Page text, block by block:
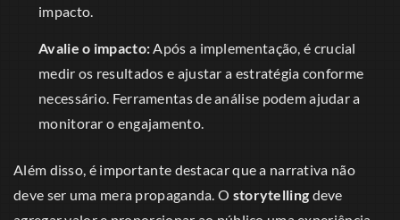
impacto.
Avalie o impacto:Após a implementação, é crucial
medir os resultados e ajustar a estratégia conforme
necessário. Ferramentas de análise podem ajudar a
monitorar o engajamento.
Além disso, é importante destacar que a narrativa não
deve ser uma mera propaganda. O storytelling deve